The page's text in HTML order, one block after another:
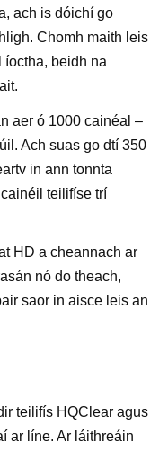
ach is dóichí go
Chomh maith leis
íoctha, beidh na
aer ó 1000 cainéal –
Ach suas go dtí 350
in ann tonnta
teilifíse trí
HD a cheannach ar
nó do theach,
saor in aisce leis an
teilifís HQClear agus
ar líne. Ar láithreáin